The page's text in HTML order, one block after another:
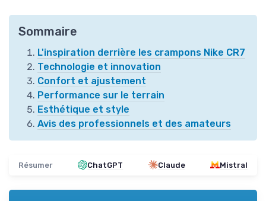
Sommaire
L'inspiration derrière les crampons Nike CR7
Technologie et innovation
Confort et ajustement
Performance sur le terrain
Esthétique et style
Avis des professionnels et des amateurs
Résumer ChatGPT Claude Mistral